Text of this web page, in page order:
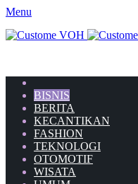
Menu
BISNIS
BERITA
KECANTIKAN
FASHION
TEKNOLOGI
OTOMOTIF
WISATA